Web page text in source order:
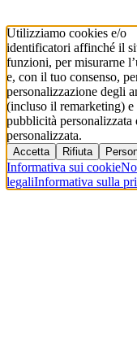
Utilizziamo cookies e/o
identificatori affinché il
funzioni, per misurarne
e, con il tuo consenso,
personalizzazione degli
(incluso il remarketing) e
pubblicità personalizzata
personalizzata.
Accetta Rifiuta
Informativa sui cookie
legaliInformativa sulla